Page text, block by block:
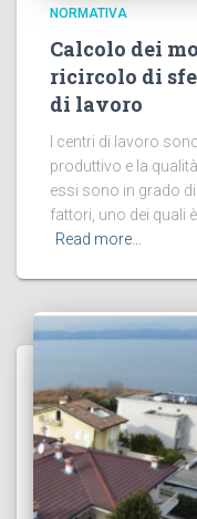
NORMATIVA
Calcolo dei
ricircolo di
di lavoro
I centri di lavoro
produttivo e la
essi sono in grado
fattori, uno dei quali
Read more…